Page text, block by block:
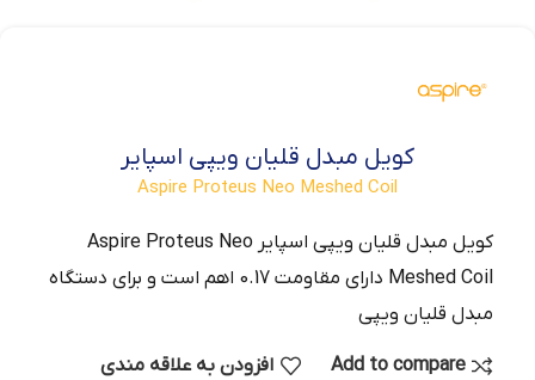
کویل مبدل قلیان ویپی اسپایر
Aspire Proteus Neo Meshed Coil
کویل مبدل قلیان ویپی اسپایر Aspire Proteus Neo
Meshed Coil دارای مقاومت 0.17 اهم است و برای دستگاه
مبدل قلیان ویپی
Add to compare افزودن به علاقه مندی